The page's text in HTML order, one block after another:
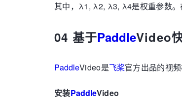
其中，λ1, λ2, λ3, λ4是权重参数
04 基于PaddleVideo
PaddleVideo是飞桨官方出品的视
安装PaddleVideo